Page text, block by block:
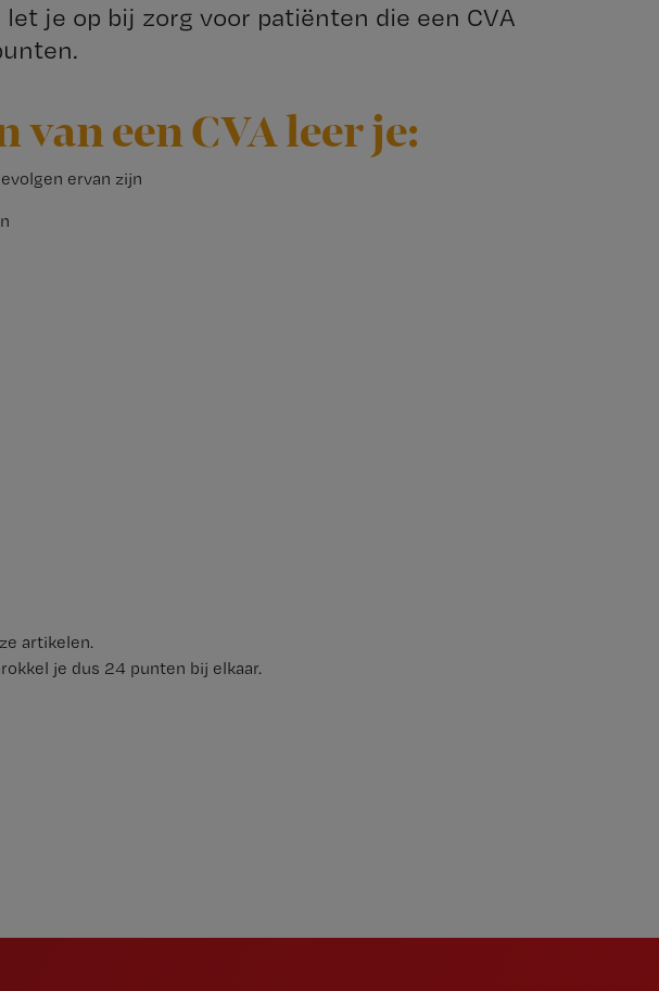
je op bij zorg voor patiënten die een CVA
een CVA leer je:
ervan zijn
artikelen.
je dus 24 punten bij elkaar.